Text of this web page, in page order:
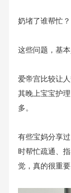
奶堵了谁帮忙？
这些问题，基
爱帝宫比较让
其晚上宝宝护
多。
有些宝妈分享
时帮忙疏通、
觉，真的很重要